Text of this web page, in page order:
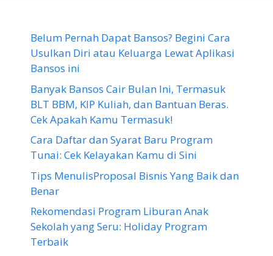
Belum Pernah Dapat Bansos? Begini Cara
Usulkan Diri atau Keluarga Lewat Aplikasi
Bansos ini
Banyak Bansos Cair Bulan Ini, Termasuk
BLT BBM, KIP Kuliah, dan Bantuan Beras.
Cek Apakah Kamu Termasuk!
Cara Daftar dan Syarat Baru Program
Tunai: Cek Kelayakan Kamu di Sini
Tips MenulisProposal Bisnis Yang Baik dan
Benar
Rekomendasi Program Liburan Anak
Sekolah yang Seru: Holiday Program
Terbaik